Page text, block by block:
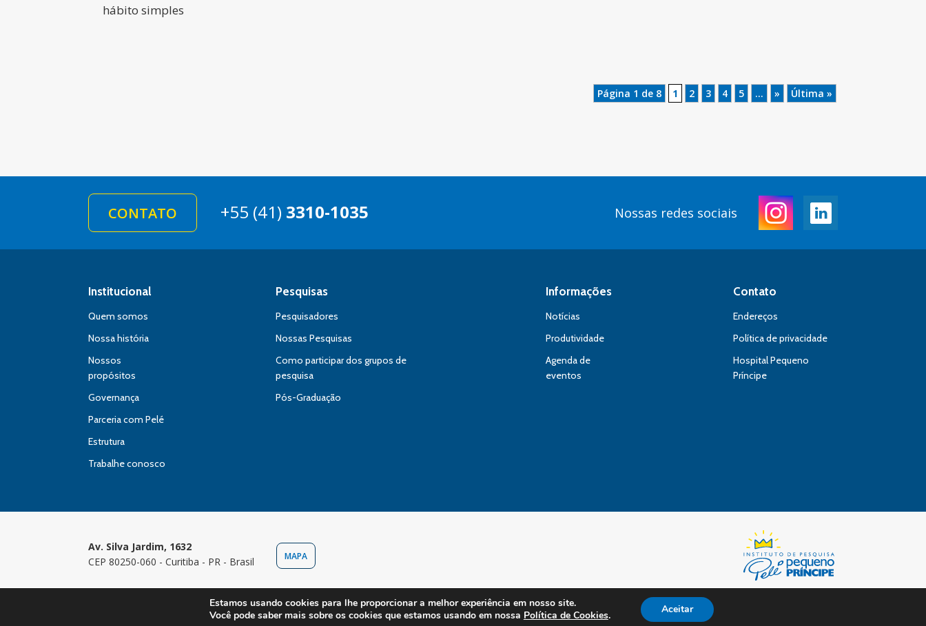
hábito simples
Página 1 de 8 1 2 3 4 5 ... » Última »
CONTATO +55 (41) 3310-1035 Nossas redes sociais
Institucional
Quem somos
Nossa história
Nossos
propósitos
Governança
Parceria com Pelé
Estrutura
Trabalhe conosco
Pesquisas
Pesquisadores
Nossas Pesquisas
Como participar dos grupos de
pesquisa
Pós-Graduação
Informações
Notícias
Produtividade
Agenda de
eventos
Contato
Endereços
Política de privacidade
Hospital Pequeno
Príncipe
Av. Silva Jardim, 1632
CEP 80250-060 - Curitiba - PR - Brasil
MAPA
Copyright © 2024 Instituto Pelé Pequeno Príncipe. Todos os direitos reservados. All rights reserved.
Estamos usando cookies para lhe proporcionar a melhor experiência em nosso site.
Você pode saber mais sobre os cookies que estamos usando em nossa Política de Cookies. Aceitar